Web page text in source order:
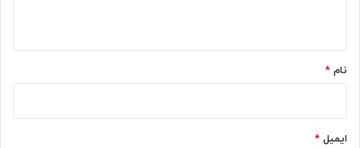
و
ض
و
1
0
نام *
ایمیل *